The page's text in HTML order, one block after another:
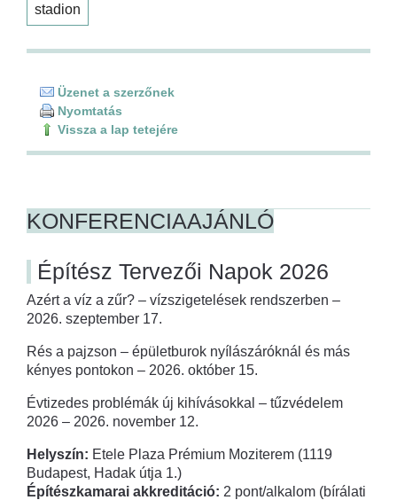
stadion
Üzenet a szerzőnek
Nyomtatás
Vissza a lap tetejére
KONFERENCIAAJÁNLÓ
Építész Tervezői Napok 2026
Azért a víz a zűr? – vízszigetelések rendszerben –
2026. szeptember 17.
Rés a pajzson – épületburok nyílászáróknál és más
kényes pontokon – 2026. október 15.
Évtizedes problémák új kihívásokkal – tűzvédelem
2026 – 2026. november 12.
Helyszín: Etele Plaza Prémium Moziterem (1119
Budapest, Hadak útja 1.)
Építészkamarai akkreditáció: 2 pont/alkalom (bírálati